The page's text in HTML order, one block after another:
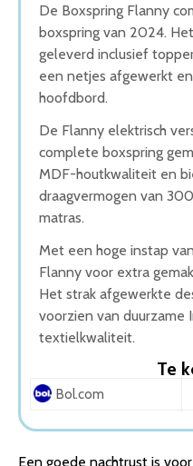
4. Goede Koop
5. Beste Budget
Conclusie
De Boxspring Flanny
boxspring van 2024.
geleverd inclusief
een netjes afgewerkt
hoofdbord.
De Flanny elektrisch
complete boxspring
MDF-houtkwaliteit en
draagvermogen van
matras.
Met een hoge instap
Flanny voor extra
Het strak afgewerkte
voorzien van duurzame
textielkwaliteit.
Te
Bol.com
Een goede nachtrust is